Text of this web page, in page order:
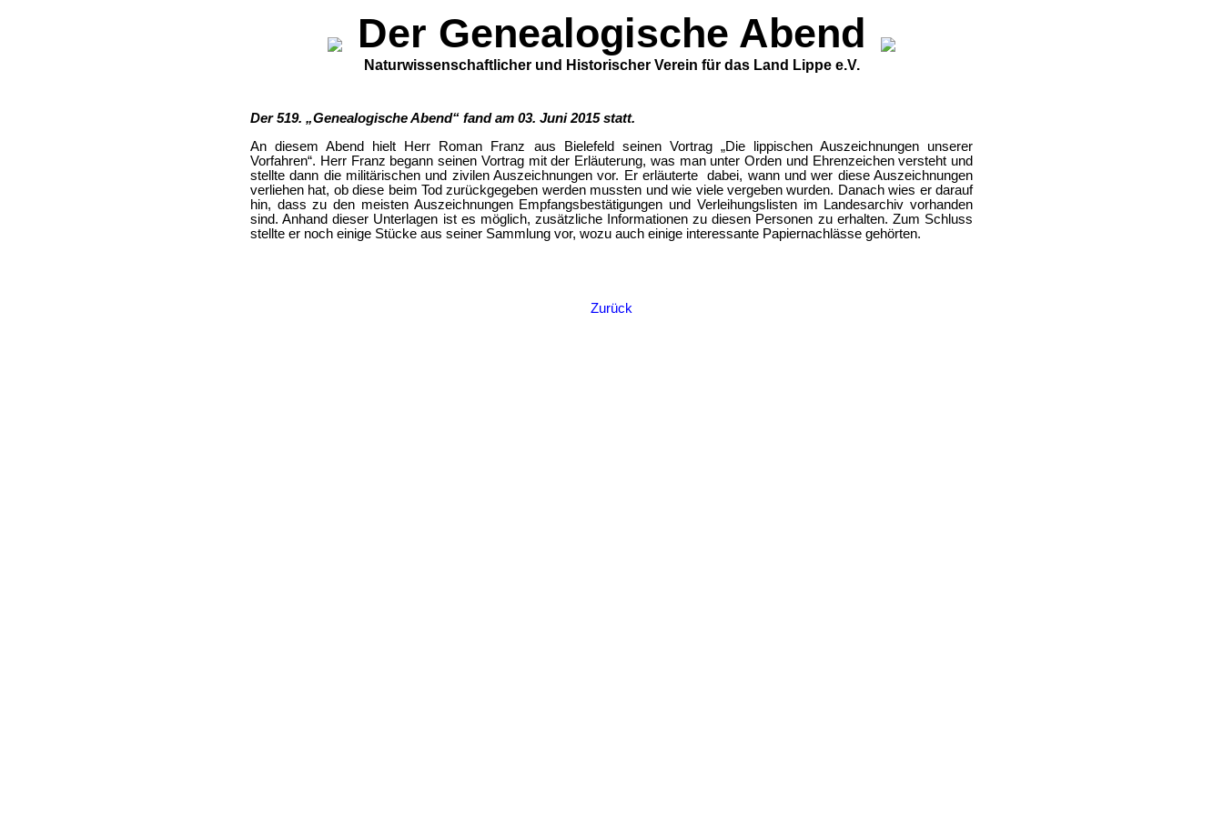
Der Genealogische Abend
Naturwissenschaftlicher und Historischer Verein für das Land Lippe e.V.
Der 519. „Genealogische Abend“ fand am 03. Juni 2015 statt.
An diesem Abend hielt Herr Roman Franz aus Bielefeld seinen Vortrag „Die lippischen Auszeichnungen unserer
Vorfahren“. Herr Franz begann seinen Vortrag mit der Erläuterung, was man unter Orden und Ehrenzeichen versteht und
stellte dann die militärischen und zivilen Auszeichnungen vor. Er erläuterte dabei, wann und wer diese Auszeichnungen
verliehen hat, ob diese beim Tod zurückgegeben werden mussten und wie viele vergeben wurden. Danach wies er darauf
hin, dass zu den meisten Auszeichnungen Empfangsbestätigungen und Verleihungslisten im Landesarchiv vorhanden
sind. Anhand dieser Unterlagen ist es möglich, zusätzliche Informationen zu diesen Personen zu erhalten. Zum Schluss
stellte er noch einige Stücke aus seiner Sammlung vor, wozu auch einige interessante Papiernachlässe gehörten.
Zurück